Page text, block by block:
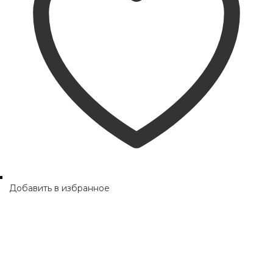
Добавить в избранное